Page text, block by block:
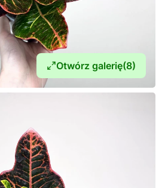
Otwórz galerię(8)